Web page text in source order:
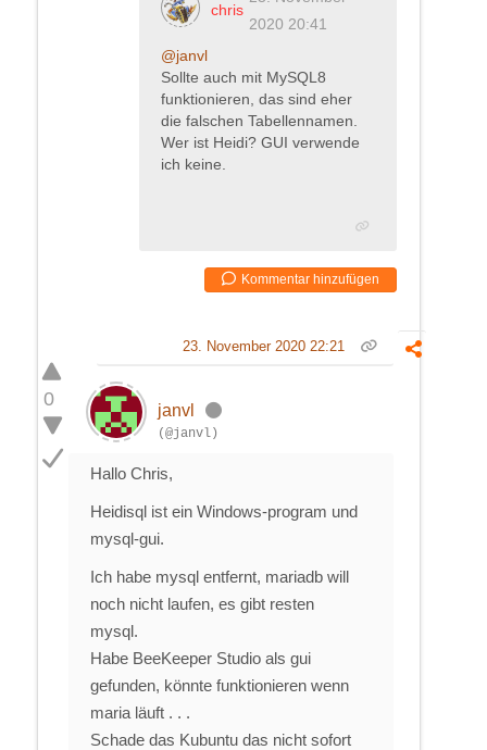
chris
2020 20:41
@janvl
Sollte auch mit MySQL8
funktionieren, das sind eher
die falschen Tabellennamen.
Wer ist Heidi? GUI verwende
ich keine.
Kommentar hinzufügen
0
23. November 2020 22:21
janvl
(@janvl)
Hallo Chris,
Heidisql ist ein Windows-program und
mysql-gui.
Ich habe mysql entfernt, mariadb will
noch nicht laufen, es gibt resten
mysql.
Habe BeeKeeper Studio als gui
gefunden, könnte funktionieren wenn
maria läuft . . .
Schade das Kubuntu das nicht sofort